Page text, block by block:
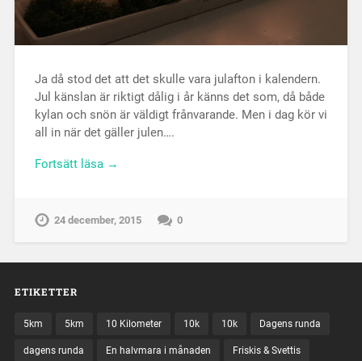
Ja då stod det att det skulle vara julafton i kalendern.
Jul känslan är riktigt dålig i år känns det som, då både
kylan och snön är väldigt frånvarande. Men i dag kör vi
all in när det gäller julen….
Fortsätt läsa →
24 december, 2015 0
ETIKETTER
5km 5km 10 Kilometer 10k 10k Dagens runda
dagens runda En halvmara i månaden Friskis & Svettis